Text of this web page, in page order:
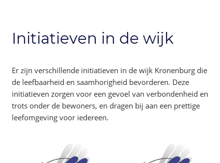
Initiatieven in de wijk
Er zijn verschillende initiatieven in de wijk Kronenburg die
de leefbaarheid en saamhorigheid bevorderen. Deze
initiatieven zorgen voor een gevoel van verbondenheid en
trots onder de bewoners, en dragen bij aan een prettige
leefomgeving voor iedereen.